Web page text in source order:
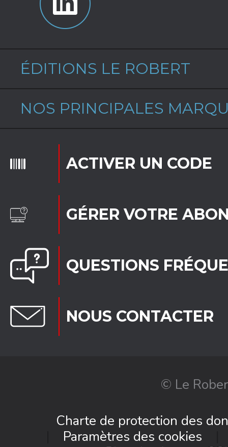
ÉDITIONS LE ROBERT
NOS PRINCIPALES
ACTIVER UN CODE
GÉRER VOTRE
QUESTIONS
NOUS CONTACTER
© Le
Charte de protection des
Paramètres des cookies